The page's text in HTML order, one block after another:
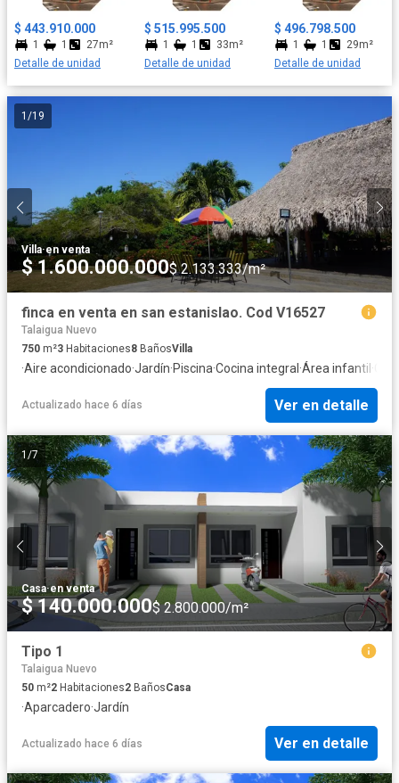
$ 443.910.000
1 1
27m²
Detalle de unidad
$ 515.995.500
1 1
33m²
Detalle de unidad
$ 496.798.500
1 1
29m²
Detalle de unidad
1 /19
Villa·en venta
$ 1.600.000.000$ 2.133.333/m²
finca en venta en san estanislao. Cod V16527
Talaigua Nuevo
750 m²3 Habitaciones8 BañosVilla
·Aire acondicionado·Jardín·Piscina·Cocina integral ·Área infantil ·
Actualizado hace 6 días Ver en detalle
1/7
Casa·en venta
$ 140.000.000$ 2.800.000/m²
Tipo 1
Talaigua Nuevo
50 m²2 Habitaciones2 BañosCasa
·Aparcadero·Jardín
Actualizado hace 6 días Ver en detalle